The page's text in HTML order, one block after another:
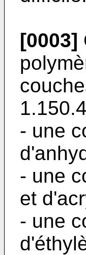
[0003]
- une
- une
et
- une